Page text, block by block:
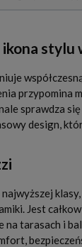
sprawdza
design,
Jest
tarasach i